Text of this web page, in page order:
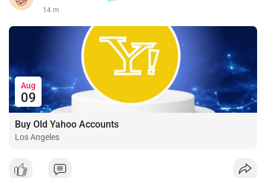
14 m
Aug
09
Buy Old Yahoo Accounts
Los Angeles